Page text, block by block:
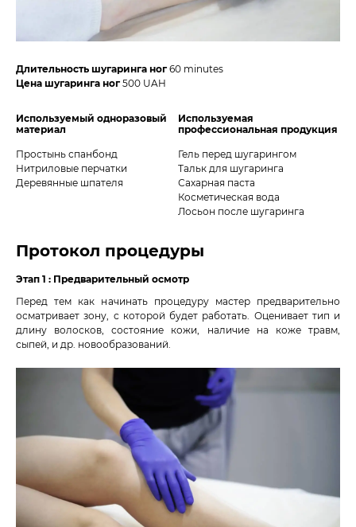
Длительность шугаринга ног 60 minutes
Цена шугаринга ног 500 UAH
Используемый одноразовый
материал
Простынь спанбонд
Нитриловые перчатки
Деревянные шпателя
Используемая
профессиональная продукция
Гель перед шугарингом
Тальк для шугаринга
Сахарная паста
Косметическая вода
Лосьон после шугаринга
Протокол процедуры
Этап 1 : Предварительный осмотр
Перед тем как начинать процедуру мастер предварительно
осматривает зону, с которой будет работать. Оценивает тип и
длину волосков, состояние кожи, наличие на коже травм,
сыпей, и др. новообразований.